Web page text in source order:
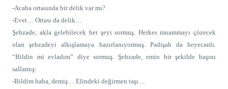
-Acaba ortasında bir delik var mı?
-Evet… Ortası da delik…
Şehzade, akla gelebilecek her şeyi sormuş. Herkes muammayı çözecek
olan şehzadeyi alkışlamaya hazırlanıyormuş. Padişah da heyecanlı.
“Bildin mi evladım” diye sormuş. Şehzade, emin bir şekilde başını
sallamış:
-Bildim baba, demiş… Elindeki değirmen taşı…